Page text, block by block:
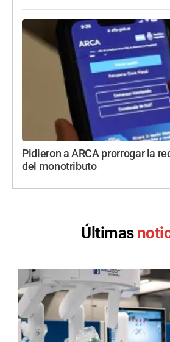
Pidieron a ARCA prorrogar la
del monotributo
Últimas